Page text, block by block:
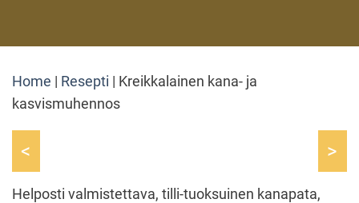
Home Resepti
Kreikkalainen kana- ja
kasvismuhennos
< >
Helposti valmistettava, tilli-tuoksuinen kanapata,